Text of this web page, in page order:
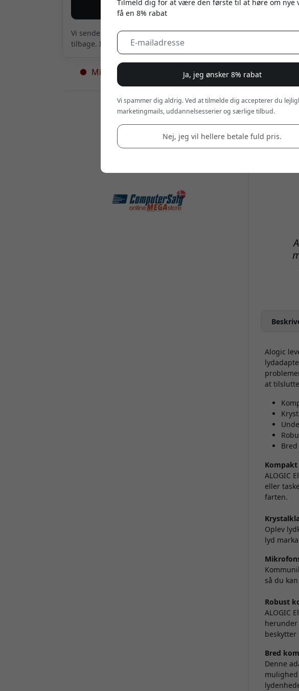
Alogic
at
ALOGIC
eller
farten.
Oplev
lyd
så du
Robust
ALOGIC
herunder
Bred
Denne
Giv mig besked
Vi sender kun en mail, når produktet er
tilbage. Intet andet.
Midlertidigt udsolgt - flere på vej
Forhandlere:
Tilmeld dig for at være den første til at høre om nye
få en 8% rabat
Ja, jeg ønsker 8% rabat
Vi spammer dig aldrig. Ved at tilmelde dig accepterer du
marketingmails, uddannelsesserier og særlige tilbud.
Nej, jeg vil hellere betale fuld pris.